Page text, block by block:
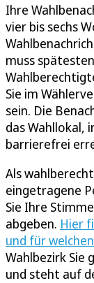
Ihre
vier bis sechs
muss
Sie im
sein. Die
das Wahllokal,
barrierefrei
Als
eingetragene
Sie Ihre
abgeben. Hier
und für
Wahlbezirk Sie
und steht auf